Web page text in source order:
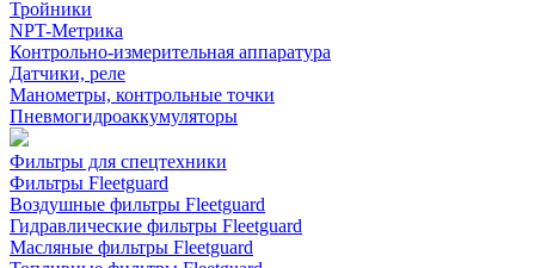
Тройники
NPT-Метрика
Контрольно-измерительная аппаратура
Датчики, реле
Манометры, контрольные точки
Пневмогидроаккумуляторы
Фильтры для спецтехники
Фильтры Fleetguard
Воздушные фильтры Fleetguard
Гидравлические фильтры Fleetguard
Масляные фильтры Fleetguard